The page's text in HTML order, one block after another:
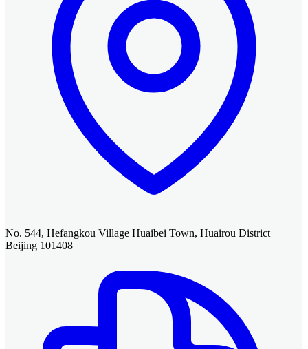
No. 544, Hefangkou Village Huaibei Town, Huairou District
Beijing 101408